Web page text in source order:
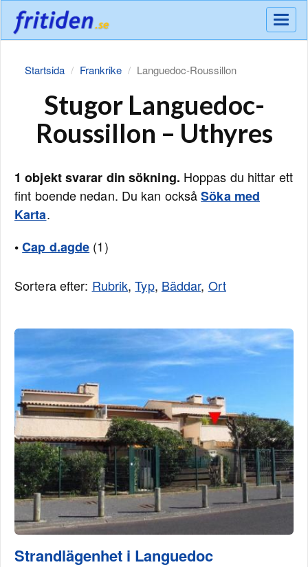
Meny
Startsida Frankrike Languedoc-Roussillon
Stugor Languedoc-
Roussillon – Uthyres
1 objekt svarar din sökning. Hoppas du hittar ett
fint boende nedan. Du kan ocksåSöka med
Karta.
•Cap d.agde (1)
Sortera efter: Rubrik,Typ, Bäddar, Ort
Strandlägenhet i Languedoc